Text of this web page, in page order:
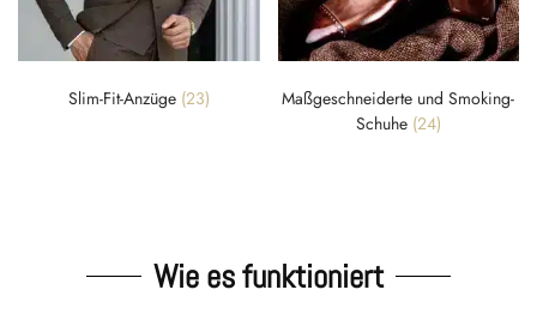
Slim-Fit-Anzüge (23)
Maßgeschneiderte und Smoking-
Schuhe (24)
Wie es funktioniert